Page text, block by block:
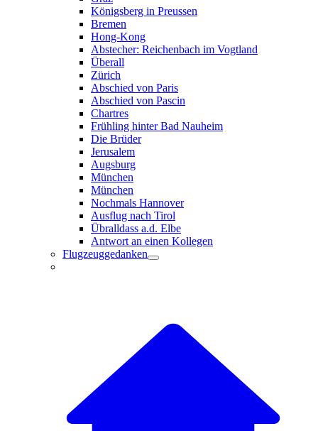
Königsberg in Preussen
Bremen
Hong-Kong
Abstecher: Reichenbach im Vogtland
Überall
Zürich
Abschied von Paris
Abschied von Pascin
Chartres
Frühling hinter Bad Nauheim
Die Brüder
Jerusalem
Augsburg
München
München
Nochmals Hannover
Ausflug nach Tirol
Übralldass a.d. Elbe
Antwort an einen Kollegen
Flugzeuggedanken